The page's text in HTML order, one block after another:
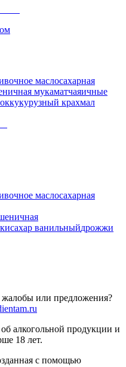
маслосахарная
мукаматчаяичные
кукурузный крахмал
маслосахарная
сахар ванильныйдрожжи
или предложения?
алкогольной продукции и
18 лет.
с помощью